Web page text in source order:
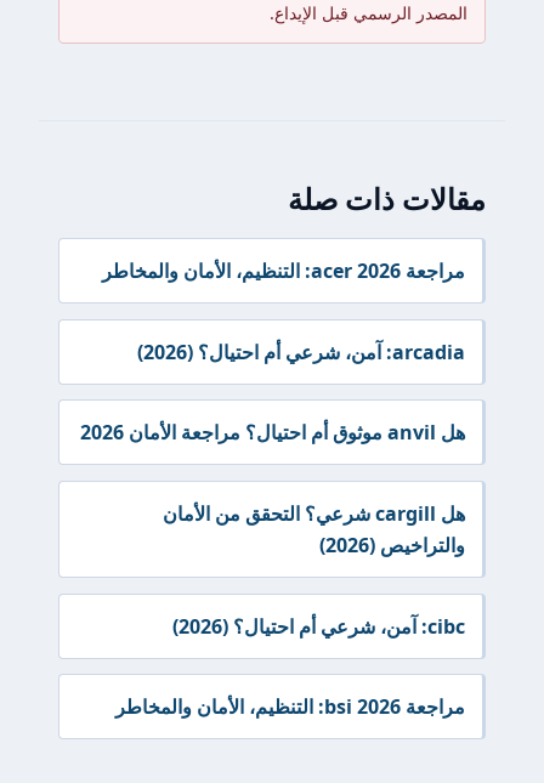
المصدر الرسمي قبل الإيداع.
مقالات ذات صلة
مراجعة acer 2026: التنظيم، الأمان والمخاطر
arcadia: آمن، شرعي أم احتيال؟ (2026)
هل anvil موثوق أم احتيال؟ مراجعة الأمان 2026
هل cargill شرعي؟ التحقق من الأمان
والتراخيص (2026)
cibc: آمن، شرعي أم احتيال؟ (2026)
مراجعة bsi 2026: التنظيم، الأمان والمخاطر